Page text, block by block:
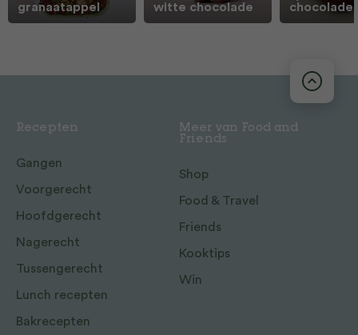
granaatappel
witte chocolade
chocolade
Recepten
Gangen
Voorgerecht
Hoofdgerecht
Nagerecht
Tussengerecht
Lunch recepten
Bakrecepten
Meer van Food and
Friends
Shop
Food & Travel
Friends
Kooktips
Win